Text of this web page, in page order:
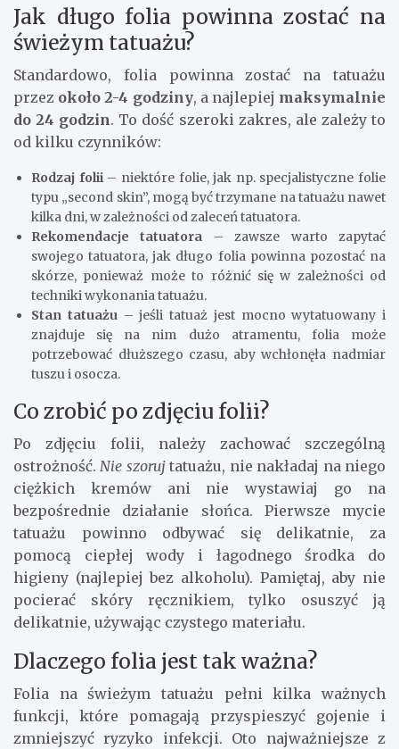
Jak długo folia powinna zostać na
świeżym tatuażu?
Standardowo, folia powinna zostać na tatuażu
przez około 2-4 godziny, a najlepiej maksymalnie
do 24 godzin. To dość szeroki zakres, ale zależy to
od kilku czynników:
Rodzaj folii– niektóre folie, jak np. specjalistyczne folie
typu „second skin”, mogą być trzymane na tatuażu nawet
kilka dni, w zależności od zaleceń tatuatora.
Rekomendacje tatuatora – zawsze warto zapytać
swojego tatuatora, jak długo folia powinna pozostać na
skórze, ponieważ może to różnić się w zależności od
techniki wykonania tatuażu.
Stan tatuażu– jeśli tatuaż jest mocno wytatuowany i
znajduje się na nim dużo atramentu, folia może
potrzebować dłuższego czasu, aby wchłonęła nadmiar
tuszu i osocza.
Co zrobić po zdjęciu folii?
Po zdjęciu folii, należy zachować szczególną
ostrożność.Nie szorujtatuażu, nie nakładaj na niego
ciężkich kremów ani nie wystawiaj go na
bezpośrednie działanie słońca. Pierwsze mycie
tatuażu powinno odbywać się delikatnie, za
pomocą ciepłej wody i łagodnego środka do
higieny (najlepiej bez alkoholu). Pamiętaj, aby nie
pocierać skóry ręcznikiem, tylko osuszyć ją
delikatnie, używając czystego materiału.
Dlaczego folia jest tak ważna?
Folia na świeżym tatuażu pełni kilka ważnych
funkcji, które pomagają przyspieszyć gojenie i
zmniejszyć ryzyko infekcji. Oto najważniejsze z